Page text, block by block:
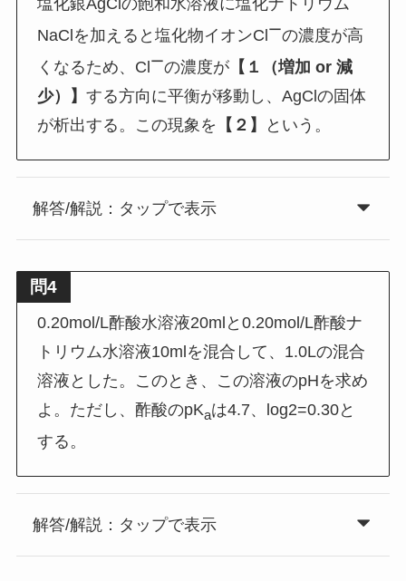
塩化銀AgClの飽和水溶液に塩化ナトリウム
NaClを加えると塩化物イオンClーの濃度が高
くなるため、Clーの濃度が 【１（増加 or 減
少）】する方向に平衡が移動し、AgClの固体
が析出する。この現象を
【２】 という。
解答/解説：タップで表示
問4
0.20mol/L酢酸水溶液20mlと0.20mol/L酢酸ナ
トリウム水溶液10mlを混合して、1.0Lの混合
溶液とした。このとき、この溶液のpHを求め
よ。ただし、酢酸のpKaは4.7、log2=0.30と
する。
解答/解説：タップで表示